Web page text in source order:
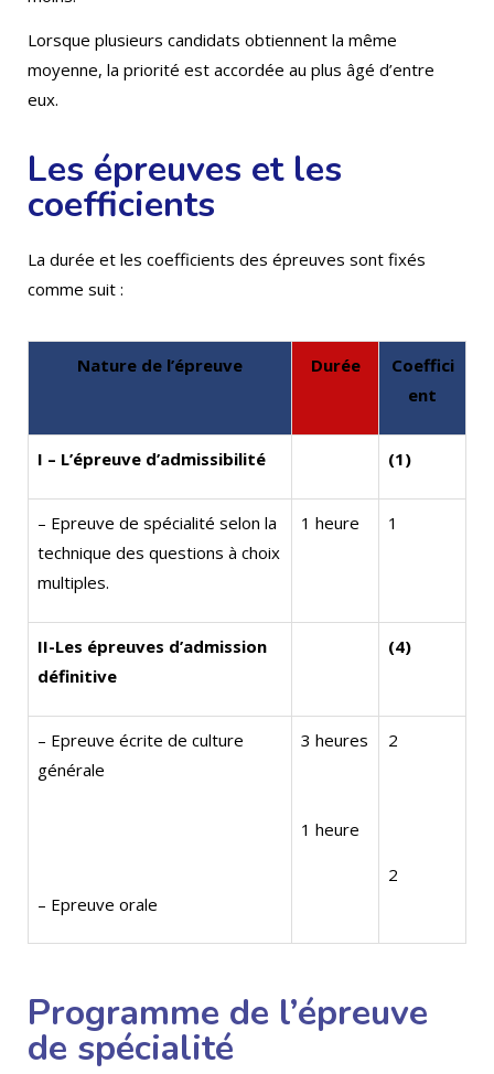
Lorsque plusieurs candidats obtiennent la même
moyenne, la priorité est accordée au plus âgé d’entre
eux.
Les épreuves et les
coefficients
La durée et les coefficients des épreuves sont fixés
comme suit :
Nature de l’épreuve Durée
Coeffici
ent
I – L’épreuve d’admissibilité (1)
– Epreuve de spécialité selon la
technique des questions à choix
multiples.
1 heure 1
II-Les épreuves d’admission
définitive
(4)
– Epreuve écrite de culture
générale
– Epreuve orale
3 heures
1 heure
2
2
Programme de l’épreuve
de spécialité